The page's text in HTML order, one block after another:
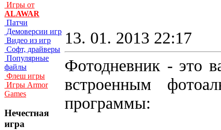
Игры от
ALAWAR
Патчи
Демоверсии игр
Видео из игр
Софт, драйверы
Популярные
файлы
Флеш игры
Игры Armor
Games
Нечестная
игра
13. 01. 2013 22:17
Фотодневник - это
встроенным
программы: